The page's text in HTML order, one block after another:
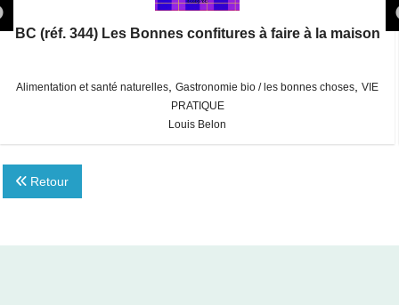
BC (réf. 344) Les Bonnes confitures à faire à la maison
Alimentation et santé naturelles Gastronomie bio / les bonnes choses VIE
PRATIQUE
Louis Belon
Retour